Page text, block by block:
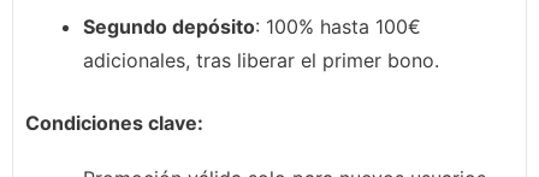
Segundo depósito: 100% hasta 100€
adicionales, tras liberar el primer bono.
Condiciones clave: